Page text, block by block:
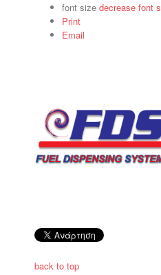
font size decrease font
Print
Email
back to top